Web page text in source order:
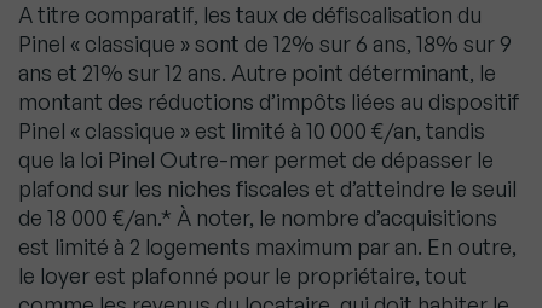
A titre comparatif, les taux de défiscalisation du
Pinel « classique » sont de 12% sur 6 ans, 18% sur 9
ans et 21% sur 12 ans. Autre point déterminant, le
montant des réductions d’impôts liées au dispositif
Pinel « classique » est limité à 10 000 €/an, tandis
que la loi Pinel Outre-mer permet de dépasser le
plafond sur les niches fiscales et d’atteindre le seuil
de 18 000 €/an.* À noter, le nombre d’acquisitions
est limité à 2 logements maximum par an. En outre,
le loyer est plafonné pour le propriétaire, tout